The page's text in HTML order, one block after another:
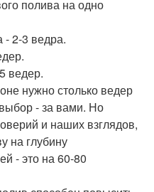
полива на одно
- 2-3 ведра.
ведер.
нужно столько ведер
- за вами. Но
и наших взглядов,
на глубину
- это на 60-80